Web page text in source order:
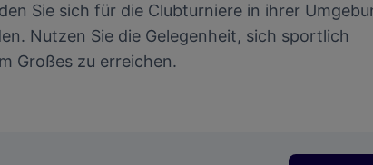
Sie sich für die Clubturniere in ihrer
Nutzen Sie die Gelegenheit, sich sportlich
Großes zu erreichen.